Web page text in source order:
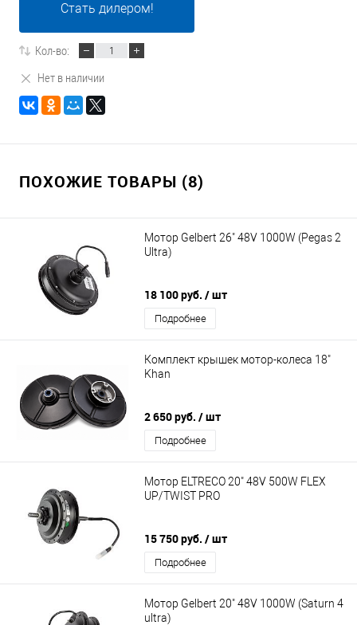
Стать дилером!
Кол-во:
Нет в наличии
ПОХОЖИЕ ТОВАРЫ (8)
Мотор Gelbert 26" 48V 1000W (Pegas 2
Ultra)
18 100 руб. / шт
Подробнее
Комплект крышек мотор-колеса 18"
Khan
2 650 руб. / шт
Подробнее
Мотор ELTRECO 20" 48V 500W FLEX
UP/TWIST PRO
15 750 руб. / шт
Подробнее
Мотор Gelbert 20" 48V 1000W (Saturn 4
ultra)